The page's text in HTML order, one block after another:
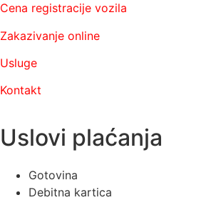
Cena registracije vozila
Zakazivanje online
Usluge
Kontakt
Uslovi plaćanja
Gotovina
Debitna kartica